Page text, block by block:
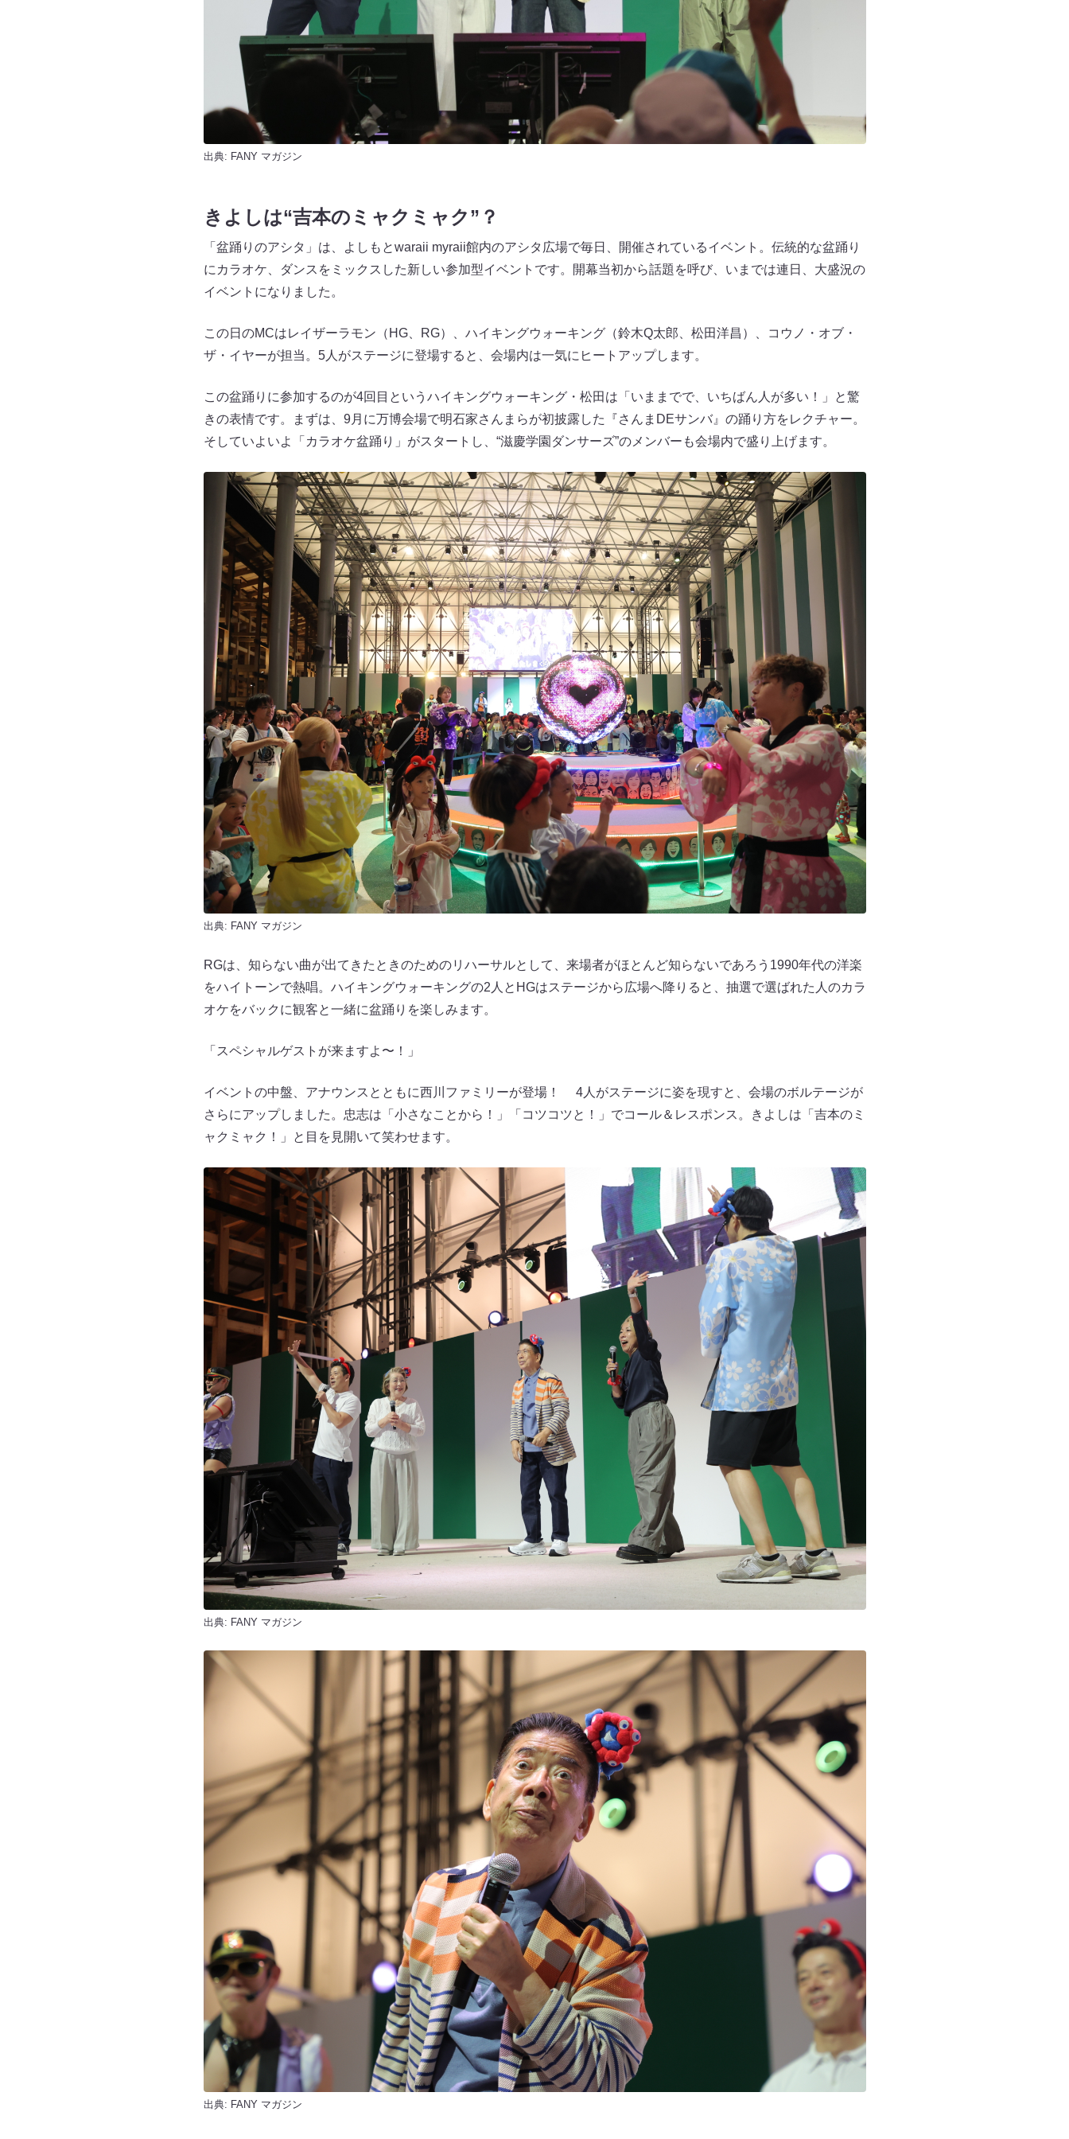
出典: FANY マガジン
きよしは“吉本のミャクミャク”？
「盆踊りのアシタ」は、よしもとwaraii myraii館内のアシタ広場で毎日、開催されているイベント。伝統的な盆踊り
にカラオケ、ダンスをミックスした新しい参加型イベントです。開幕当初から話題を呼び、いまでは連日、大盛況の
イベントになりました。
この日のMCはレイザーラモン（HG、RG）、ハイキングウォーキング（鈴木Q太郎、松田洋昌）、コウノ・オブ・
ザ・イヤーが担当。5人がステージに登場すると、会場内は一気にヒートアップします。
この盆踊りに参加するのが4回目というハイキングウォーキング・松田は「いままでで、いちばん人が多い！」と驚
きの表情です。まずは、9月に万博会場で明石家さんまらが初披露した『さんまDEサンバ』の踊り方をレクチャー。
そしていよいよ「カラオケ盆踊り」がスタートし、“滋慶学園ダンサーズ”のメンバーも会場内で盛り上げます。
出典: FANY マガジン
RGは、知らない曲が出てきたときのためのリハーサルとして、来場者がほとんど知らないであろう1990年代の洋楽
をハイトーンで熱唱。ハイキングウォーキングの2人とHGはステージから広場へ降りると、抽選で選ばれた人のカラ
オケをバックに観客と一緒に盆踊りを楽しみます。
「スペシャルゲストが来ますよ〜！」
イベントの中盤、アナウンスとともに西川ファミリーが登場！ 4人がステージに姿を現すと、会場のボルテージが
さらにアップしました。忠志は「小さなことから！」「コツコツと！」でコール＆レスポンス。きよしは「吉本のミ
ャクミャク！」と目を見開いて笑わせます。
出典: FANY マガジン
出典: FANY マガジン